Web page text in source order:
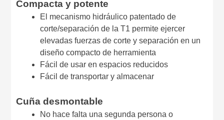
Compacta y potente
El mecanismo hidráulico patentado de
corte/separación de la T1 permite ejercer
elevadas fuerzas de corte y separación en un
diseño compacto de herramienta
Fácil de usar en espacios reducidos
Fácil de transportar y almacenar
Cuña desmontable
No hace falta una segunda persona o